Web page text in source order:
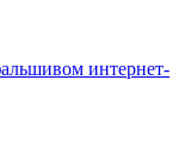
интернет-